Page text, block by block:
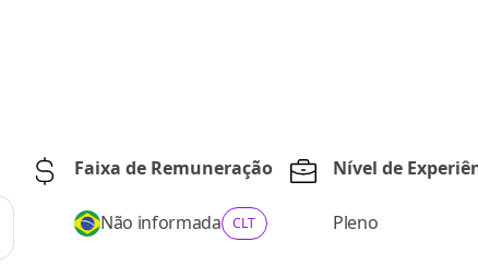
Faixa de Remuneração
Não informada CLT
Nível de
Pleno